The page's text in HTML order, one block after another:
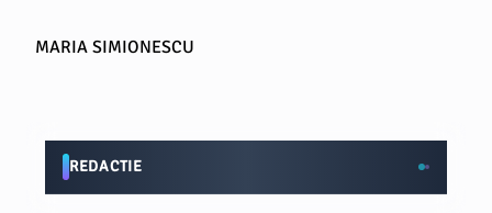
MARIA SIMIONESCU
REDACTIE